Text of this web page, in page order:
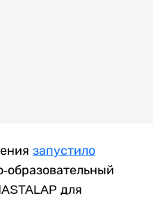
запустило
для